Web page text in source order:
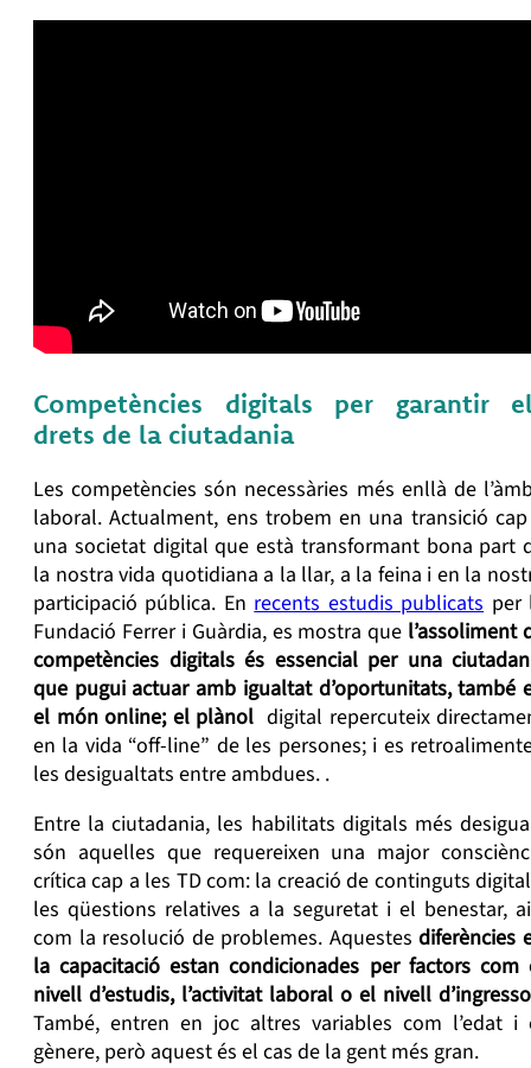
Competències digitals per garantir
drets de la ciutadania
Les competències són necessàries més enllà de
laboral. Actualment, ens trobem en una transició
una societat digital que està transformant bona part
la nostra vida quotidiana a la llar, a la feina i en la
participació pública. En recents estudis publicats per
Fundació Ferrer i Guàrdia, es mostra que l’assoliment
competències digitals és essencial per una
que pugui actuar amb igualtat d’oportunitats, també
el món online; el plànol digital repercuteix
en la vida “off-line” de les persones; i es
les desigualtats entre ambdues. .
Entre la ciutadania, les habilitats digitals més
són aquelles que requereixen una major
crítica cap a les TD com: la creació de continguts
les qüestions relatives a la seguretat i el benestar,
com la resolució de problemes. Aquestesdiferències
la capacitació estan condicionades per factors com
nivell d’estudis, l’activitat laboral o el nivell
També, entren en joc altres variables com l’edat i
gènere, però aquest és el cas de la gent més gran.